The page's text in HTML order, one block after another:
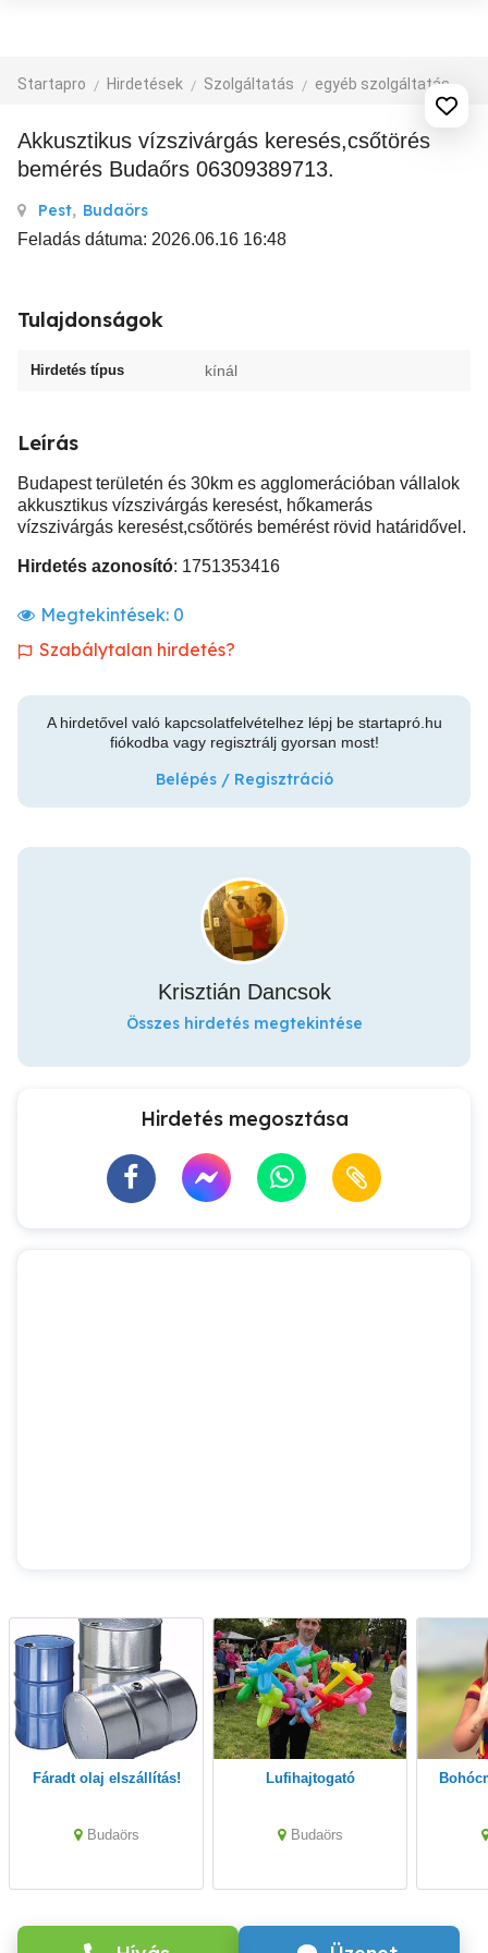
Startapro Hirdetések Szolgáltatás egyéb szolgáltatás
Akkusztikus vízszivárgás keresés,csőtörés
bemérés Budaőrs 06309389713.
Pest, Budaörs
Feladás dátuma: 2026.06.16 16:48
Tulajdonságok
Hirdetés típus kínál
Leírás
Budapest területén és 30km es agglomerációban vállalok
akkusztikus vízszivárgás keresést, hőkamerás
vízszivárgás keresést,csőtörés bemérést rövid határidővel.
Hirdetés azonosító: 1751353416
Megtekintések: 0
Szabálytalan hirdetés?
A hirdetővel való kapcsolatfelvételhez lépj be startapró.hu
fiókodba vagy regisztrálj gyorsan most!
Belépés / Regisztráció
Krisztián Dancsok
Összes hirdetés megtekintése
Hirdetés megosztása
Fáradt olaj elszállítás!
Budaörs
Lufihajtogató
Budaörs